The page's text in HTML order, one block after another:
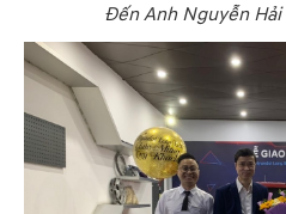
Đến Anh Nguyễn